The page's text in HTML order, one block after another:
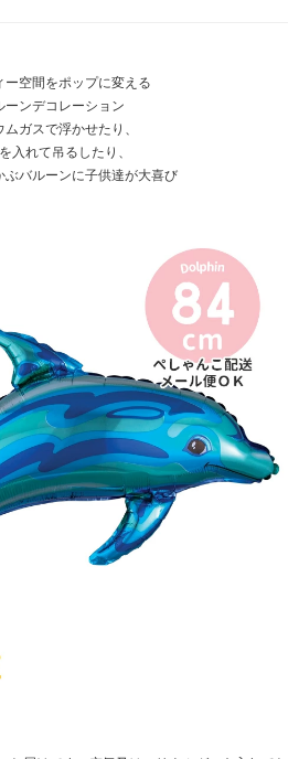
ー空間をポップに変える
ーンデコレーション
ガスで浮かせたり、
入れて吊るしたり、
ぶバルーンに子供達が大喜び